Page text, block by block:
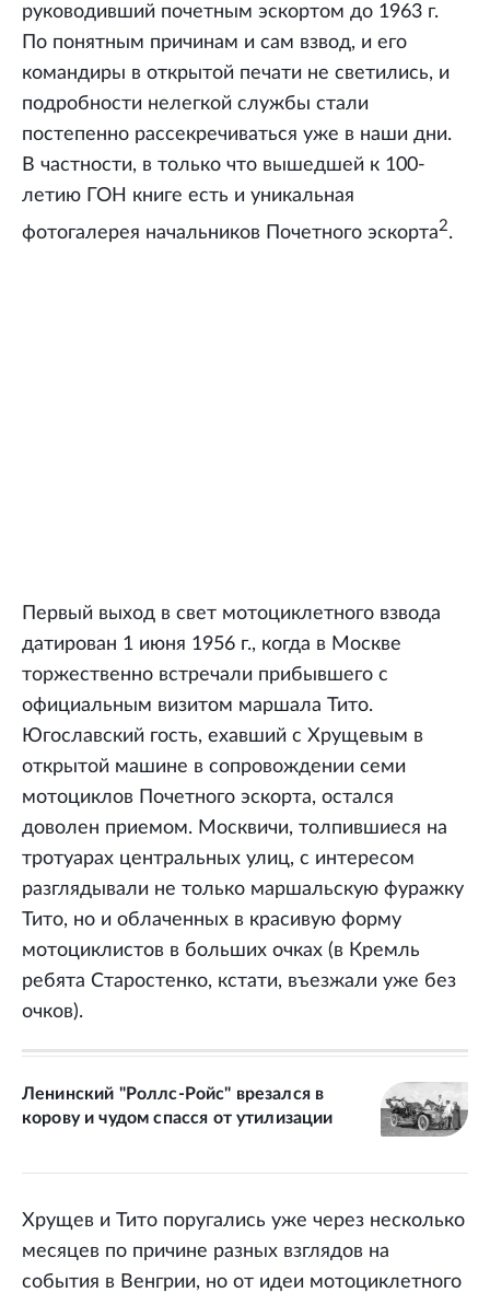
руководивший почетным эскортом до 1963 г.
По понятным причинам и сам взвод, и его
командиры в открытой печати не светились, и
подробности нелегкой службы стали
постепенно рассекречиваться уже в наши дни.
В частности, в только что вышедшей к 100-
летию ГОН книге есть и уникальная
фотогалерея начальников Почетного эскорта2.
Первый выход в свет мотоциклетного взвода
датирован 1 июня 1956 г., когда в Москве
торжественно встречали прибывшего с
официальным визитом маршала Тито.
Югославский гость, ехавший с Хрущевым в
открытой машине в сопровождении семи
мотоциклов Почетного эскорта, остался
доволен приемом. Москвичи, толпившиеся на
тротуарах центральных улиц, с интересом
разглядывали не только маршальскую фуражку
Тито, но и облаченных в красивую форму
мотоциклистов в больших очках (в Кремль
ребята Старостенко, кстати, въезжали уже без
очков).
Ленинский "Роллс-Ройс" врезался в
корову и чудом спасся от утилизации
Хрущев и Тито поругались уже через несколько
месяцев по причине разных взглядов на
события в Венгрии, но от идеи мотоциклетного